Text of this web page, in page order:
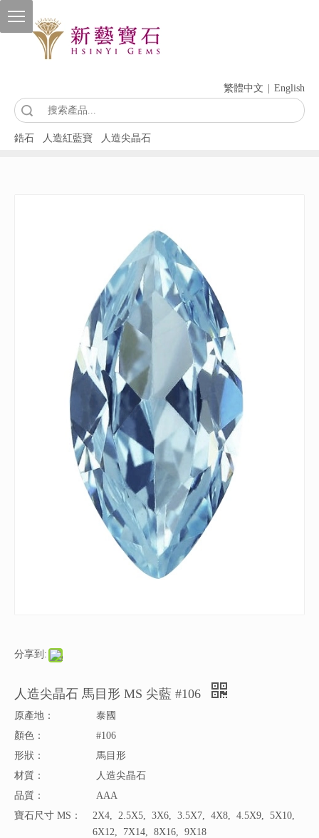
繁體中文 English
鋯石 人造紅藍寶 人造尖晶石
分享到:
人造尖晶石 馬目形 MS 尖藍 #106
原產地：
泰國
顏色：
#106
形狀：
馬目形
材質：
人造尖晶石
品質：
AAA
寶石尺寸 MS：
2X4, 2.5X5, 3X6, 3.5X7, 4X8, 4.5X9, 5X10,
6X12, 7X14, 8X16, 9X18